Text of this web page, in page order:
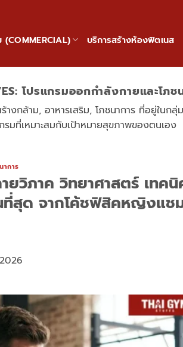
(COMMERCIAL) บริการสร้างห้องฟิตเนส
โปรแกรมออกกำลังกายและโภช
ล้าม, อาหารเสริม, โภชนาการ ที่อยู่ในกลุ่
มที่เหมาะสมกับเป้าหมายสุขภาพของตนเอง
าการ
วิภาค วิทยาศาสตร์ เทคนิ
ที่สุด จากโค้ชฟิสิคหญิงแช